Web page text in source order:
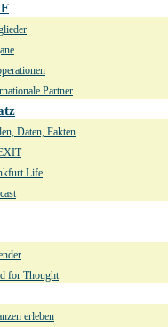
Partner
Daten, Fakten
Life
for Thought
erleben